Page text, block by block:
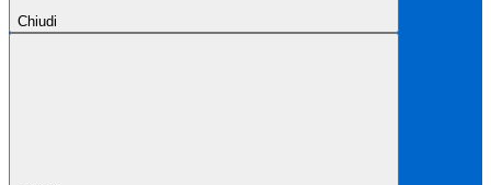
Chiudi